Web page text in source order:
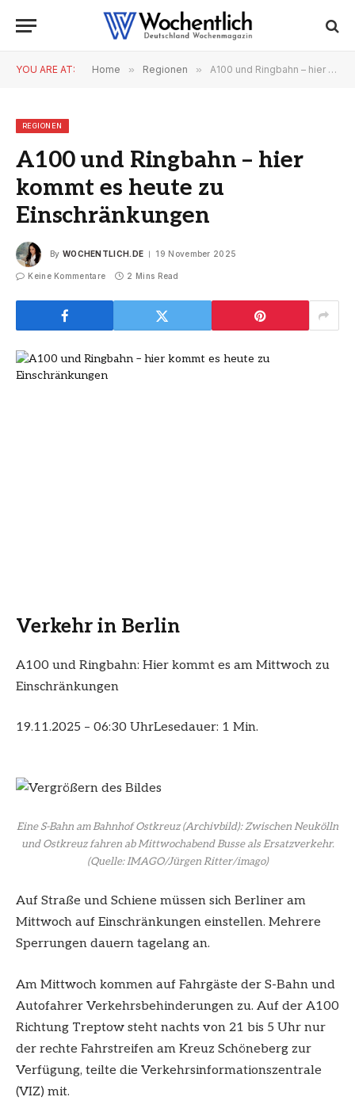
YOU ARE AT: Home » Regionen » A100 und Ringbahn – hier kommt es heute zu Einschränkungen
REGIONEN
A100 und Ringbahn – hier
kommt es heute zu
Einschränkungen
By WOCHENTLICH.DE 19 November 2025
Keine Kommentare 2 Mins Read
Verkehr in Berlin
A100 und Ringbahn: Hier kommt es am Mittwoch zu
Einschränkungen
19.11.2025 – 06:30 UhrLesedauer: 1 Min.
Eine S-Bahn am Bahnhof Ostkreuz (Archivbild): Zwischen Neukölln
und Ostkreuz fahren ab Mittwochabend Busse als Ersatzverkehr.
(Quelle: IMAGO/Jürgen Ritter/imago)
Auf Straße und Schiene müssen sich Berliner am
Mittwoch auf Einschränkungen einstellen. Mehrere
Sperrungen dauern tagelang an.
Am Mittwoch kommen auf Fahrgäste der S-Bahn und
Autofahrer Verkehrsbehinderungen zu. Auf der A100
Richtung Treptow steht nachts von 21 bis 5 Uhr nur
der rechte Fahrstreifen am Kreuz Schöneberg zur
Verfügung, teilte die Verkehrsinformationszentrale
(VIZ) mit.